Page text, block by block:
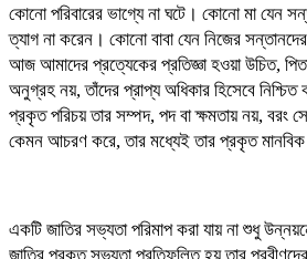
কোনো পরিবারের ভাগ্যে না ঘটে। কোনো মা যেন
ত্যাগ না করেন। কোনো বাবা যেন নিজের সন্তানদের
আজ আমাদের প্রত্যেকের প্রতিজ্ঞা হওয়া উচিত,
অনুগ্রহ নয়, তাঁদের প্রাপ্য অধিকার হিসেবে
প্রকৃত পরিচয় তার সম্পদ, পদ বা ক্ষমতায় নয়, বরং সে
কেমন আচরণ করে, তার মধ্যেই তার প্রকৃত মানবিক
একটি জাতির সভ্যতা পরিমাপ করা যায় না শুধু